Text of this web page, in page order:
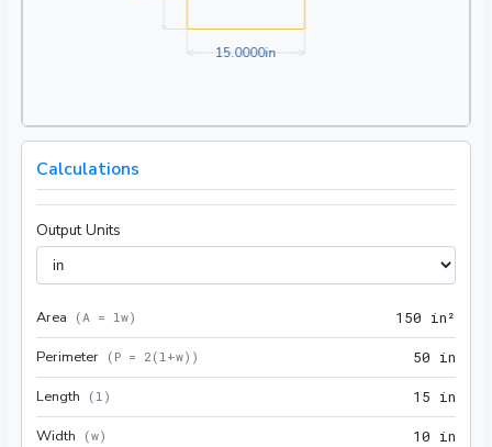
15.0000in15.0000in
Calculations
Output Units
Area ( A = lw) 1 50 in²
Perimeter ( P = 2(l+w) ) 50 in
Length ( l ) 1 5 in
Width (w) 10 in